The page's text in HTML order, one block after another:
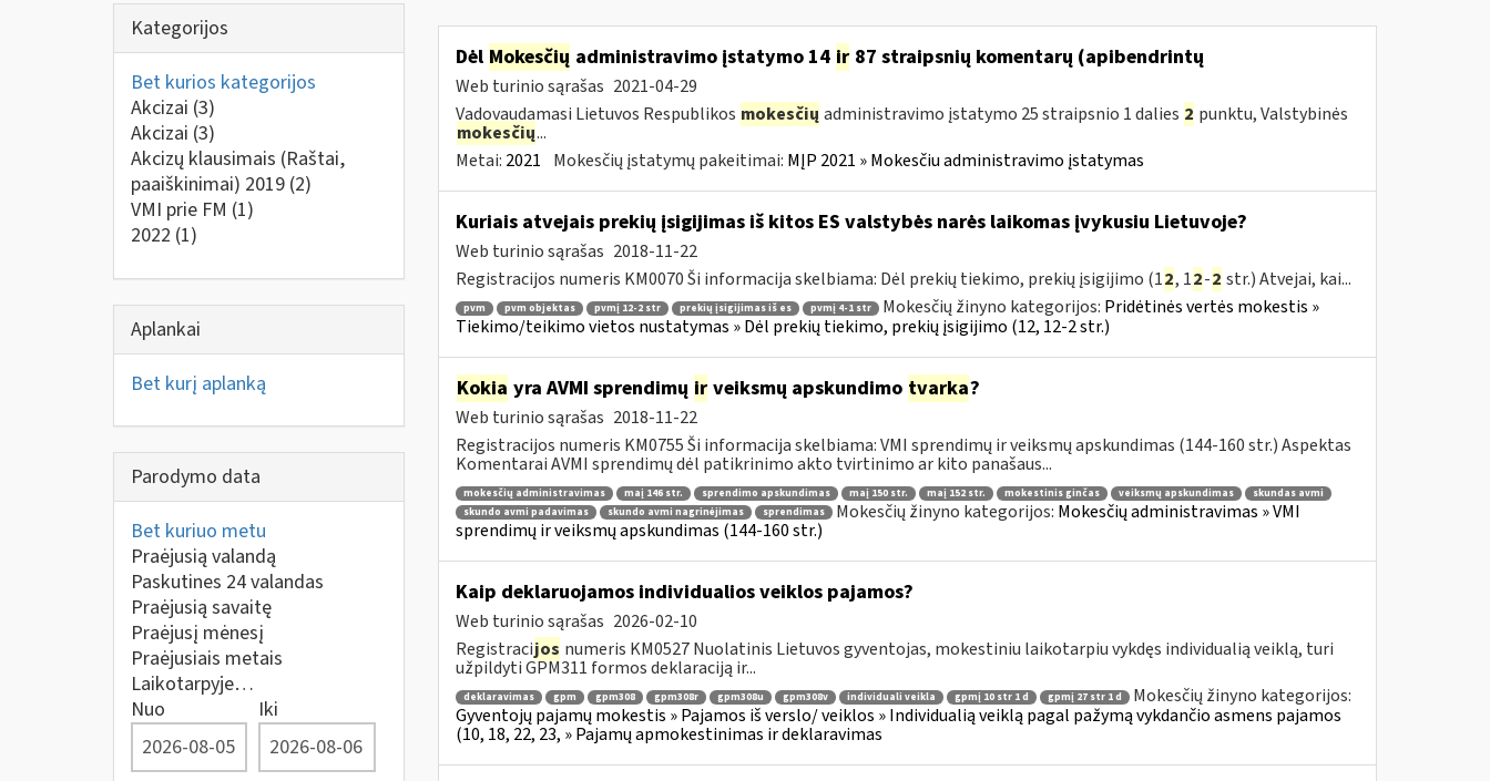
Kategorijos
Bet kurios kategorijos
Akcizai (3)
Akcizai (3)
Akcizų klausimais (Raštai,
paaiškinimai) 2019 (2)
VMI prie FM (1)
2022 (1)
Aplankai
Bet kurį aplanką
Parodymo data
Bet kuriuo metu
Praėjusią valandą
Paskutines 24 valandas
Praėjusią savaitę
Praėjusį mėnesį
Praėjusiais metais
Laikotarpyje…
Nuo
Iki
Dėl Mokesčių administravimo įstatymo 14 ir87 straipsnių komentarų (apibendrintų
Web turinio sąrašas 2021-04-29
Vadovaudamasi Lietuvos Respublikos mokesčių administravimo įstatymo 25 straipsnio 1 dalies 2 punktu, Valstybinės
mokesčių...
Metai: 2021 Mokesčių įstatymų pakeitimai: MĮP 2021 » Mokesčiu administravimo įstatymas
Kuriais atvejais prekių įsigijimas iš kitos ES valstybės narės laikomas įvykusiu Lietuvoje?
Web turinio sąrašas 2018-11-22
Registracijos numeris KM0070 Ši informacija skelbiama: Dėl prekių tiekimo, prekių įsigijimo (12, 12-2 str.) Atvejai, kai...
pvm pvm objektas pvmį 12-2 str prekių įsigijimas iš es pvmį 4-1 str Mokesčių žinyno kategorijos: Pridėtinės vertės mokestis »
Tiekimo/teikimo vietos nustatymas » Dėl prekių tiekimo, prekių įsigijimo (12, 12-2 str.)
Kokia yra AVMI sprendimų irveiksmų apskundimo tvarka?
Web turinio sąrašas 2018-11-22
Registracijos numeris KM0755 Ši informacija skelbiama: VMI sprendimų ir veiksmų apskundimas (144-160 str.) Aspektas
Komentarai AVMI sprendimų dėl patikrinimo akto tvirtinimo ar kito panašaus...
mokesčių administravimas maį 146 str. sprendimo apskundimas maį 150 str. maį 152 str. mokestinis ginčas veiksmų apskundimas
skundas avmi
skundo avmi padavimas
skundo avmi nagrinėjimas sprendimas Mokesčių žinyno kategorijos: Mokesčių administravimas » VMI
sprendimų ir veiksmų apskundimas (144-160 str.)
Kaip deklaruojamos individualios veiklos pajamos?
Web turinio sąrašas 2026-02-10
Registracijos numeris KM0527 Nuolatinis Lietuvos gyventojas, mokestiniu laikotarpiu vykdęs individualią veiklą, turi
užpildyti GPM311 formos deklaraciją ir...
deklaravimas gpm gpm308 gpm308r gpm308u gpm308v individuali veikla gpmį 10 str 1 d gpmį 27 str 1 d
Mokesčių žinyno kategorijos:
Gyventojų pajamų mokestis » Pajamos iš verslo/ veiklos » Individualią veiklą pagal pažymą vykdančio asmens pajamos
(10, 18, 22, 23, » Pajamų apmokestinimas ir deklaravimas